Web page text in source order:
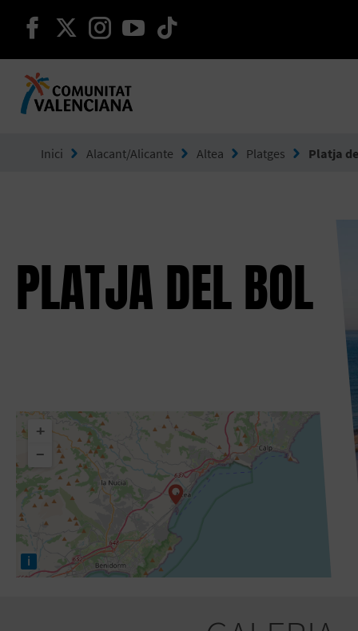
seguir en facebook
seguir en twitter
seguir en instagram
seguir en youtube
Inici Alacant/Alicante Altea Platges Platja
PLATJA DEL BOL
+
−
i